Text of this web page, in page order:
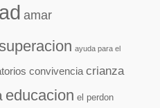
amar
ayuda para el
convivencia crianza
educacion el perdon